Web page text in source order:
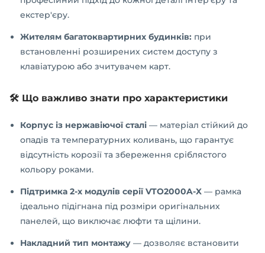
екстер'єру.
Жителям багатоквартирних будинків: при
встановленні розширених систем доступу з
клавіатурою або зчитувачем карт.
🛠️ Що важливо знати про характеристики
Корпус із нержавіючої сталі — матеріал стійкий до
опадів та температурних коливань, що гарантує
відсутність корозії та збереження сріблястого
кольору роками.
Підтримка 2-х модулів серії VTO2000A-X — рамка
ідеально підігнана під розміри оригінальних
панелей, що виключає люфти та щілини.
Накладний тип монтажу — дозволяє встановити